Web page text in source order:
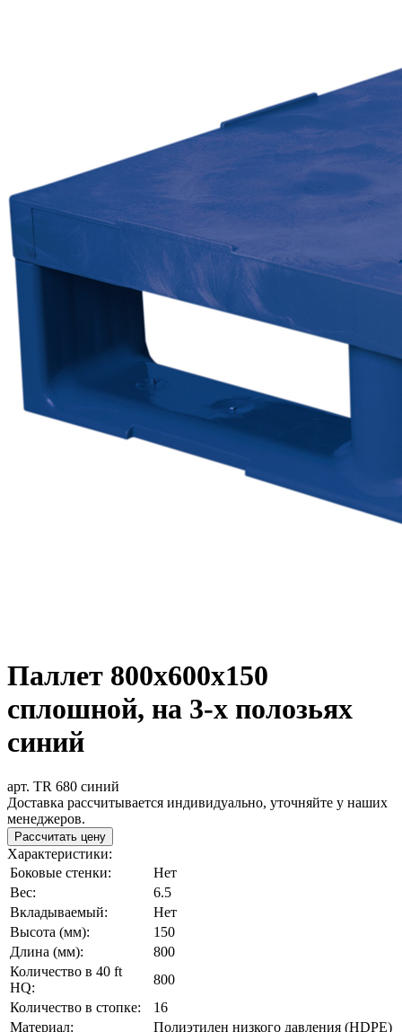
Паллет 800х600х150
сплошной, на 3-х полозьях
синий
арт. TR 680 синий
Доставка рассчитывается индивидуально, уточняйте у наших
менеджеров.
Рассчитать цену
Характеристики:
Боковые стенки:
Нет
Вес:
6.5
Вкладываемый:
Нет
Высота (мм):
150
Длина (мм):
800
Количество в 40 ft
HQ:
800
Количество в стопке:
16
Материал:
Полиэтилен низкого давления (HDPE)